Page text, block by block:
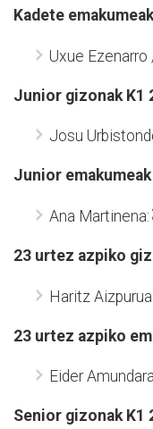
Kadete
Uxue Ezenarro
Junior gizonak K1
Josu
Junior
Ana
23 urtez azpiko
Haritz
23 urtez azpiko
Eider
Senior gizonak K1